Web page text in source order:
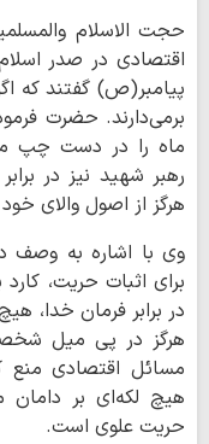
حجت الاسلام
اقتصادی در صدر
پیامبر(ص) گفتند که
برمی‌دارند. حضرت
ماه را در دست چپ من
رهبر شهید نیز در
هرگز از اصول والای
وی با اشاره به وصف
برای اثبات حریت،
در برابر فرمان خدا،
هرگز در پی میل
مسائل اقتصادی منع
هیچ لکه‌ای بر
حریت علوی است.